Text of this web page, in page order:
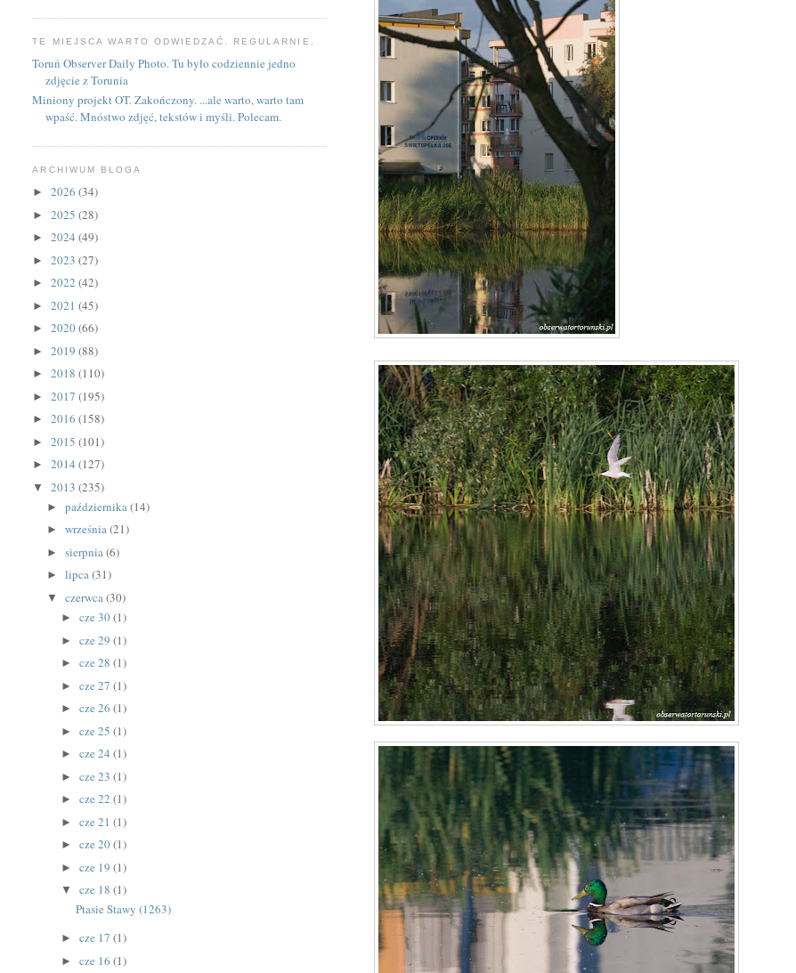
TE MIEJSCA WARTO ODWIEDZAĆ. REGULARNIE.
Toruń Observer Daily Photo. Tu było codziennie jedno
zdjęcie z Torunia
Miniony projekt OT. Zakończony. ...ale warto, warto tam
wpaść. Mnóstwo zdjęć, tekstów i myśli. Polecam.
ARCHIWUM BLOGA
►2026(34)
►2025(28)
►2024(49)
►2023(27)
►2022(42)
►2021(45)
►2020(66)
►2019(88)
►2018(110)
►2017(195)
►2016(158)
►2015(101)
►2014(127)
▼2013(235)
►października(14)
►września(21)
►sierpnia(6)
►lipca(31)
▼czerwca(30)
► cze 30(1)
► cze 29 (1)
► cze 28 (1)
► cze 27 (1)
► cze 26 (1)
► cze 25 (1)
► cze 24 (1)
► cze 23 (1)
► cze 22 (1)
► cze 21 (1)
► cze 20(1)
► cze 19 (1)
▼ cze 18 (1)
Ptasie Stawy (1263)
► cze 17 (1)
► cze 16 (1)